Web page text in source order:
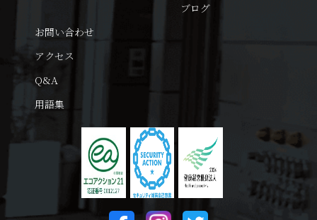
ブログ
お問い合わせ
アクセス
Q&A
用語集